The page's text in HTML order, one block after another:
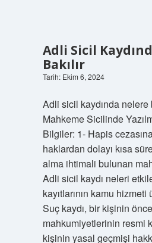
Adli Sicil
Bakılır
Tarih: Ekim 6, 2024
Adli sicil kaydında nelere
Mahkeme Sicilinde
Bilgiler: 1- Hapis
haklardan dolayı kısa
alma ihtimali bulunan
Adli sicil kaydı neleri
kayıtlarının kamu
Suç kaydı, bir kişinin
mahkumiyetlerinin resmi
kişinin yasal geçmişi